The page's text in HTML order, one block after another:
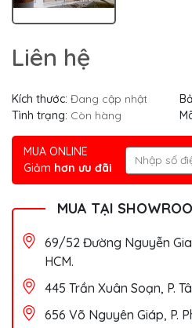
Liên hệ
Kích thước: Đang cập nhật
Tình trạng: Còn hàng
MUA ONLINE
Giảm hơn ưu đãi
MUA TẠI
69/52 Đường Nguyễn Gia
HCM.
445 Trần Xuân Soạn, P.
656 Võ Nguyên Giáp, P.